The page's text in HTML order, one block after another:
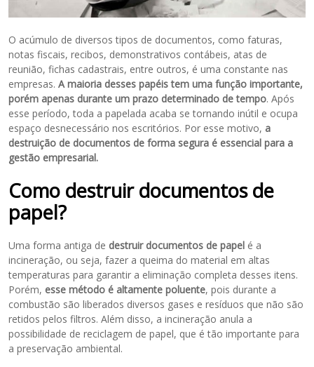
O acúmulo de diversos tipos de documentos, como faturas,
notas fiscais, recibos, demonstrativos contábeis, atas de
reunião, fichas cadastrais, entre outros, é uma constante nas
empresas.A maioria desses papéis tem uma função importante,
porém apenas durante um prazo determinado de tempo. Após
esse período, toda a papelada acaba se tornando inútil e ocupa
espaço desnecessário nos escritórios. Por esse motivo, a
destruição de documentos de forma segura é essencial para a
gestão empresarial.
Como destruir documentos de
papel?
Uma forma antiga de destruir documentos de papel é a
incineração, ou seja, fazer a queima do material em altas
temperaturas para garantir a eliminação completa desses itens.
Porém, esse método é altamente poluente, pois durante a
combustão são liberados diversos gases e resíduos que não são
retidos pelos filtros. Além disso, a incineração anula a
possibilidade de reciclagem de papel, que é tão importante para
a preservação ambiental.